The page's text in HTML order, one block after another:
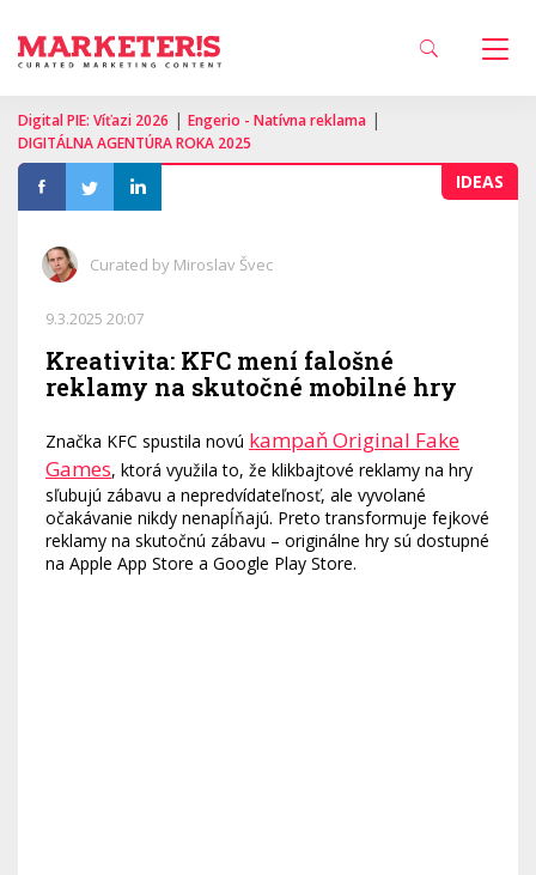
Digital PIE: Víťazi 2026 | Engerio - Natívna reklama |
DIGITÁLNA AGENTÚRA ROKA 2025
IDEAS
Curated by Miroslav Švec
9.3.2025 20:07
Kreativita: KFC mení falošné
reklamy na skutočné mobilné hry
Značka KFC spustila novú kampaň Original Fake
Games, ktorá využila to, že klikbajtové reklamy na hry
sľubujú zábavu a nepredvídateľnosť, ale vyvolané
očakávanie nikdy nenapĺňajú. Preto transformuje fejkové
reklamy na skutočnú zábavu – originálne hry sú dostupné
na Apple App Store a Google Play Store.